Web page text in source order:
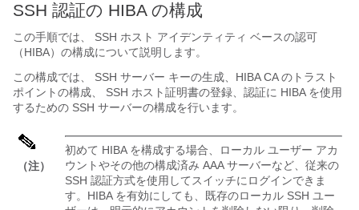
SSH 認証の HIBA の構成
この手順では、 SSH ホスト アイデンティティ ベースの認可
（HIBA）の構成について説明します。
この構成では、 SSH サーバー キーの生成、HIBA CA のトラスト
ポイントの構成、 SSH ホスト証明書の登録、認証に HIBA を使用
するための SSH サーバーの構成を行います。
（注）
初めて HIBA を構成する場合、ローカル ユーザー アカ
ウントやその他の構成済み AAA サーバーなど、従来の
SSH 認証方式を使用してスイッチにログインできま
す。HIBA を有効にしても、既存のローカル SSH ユー